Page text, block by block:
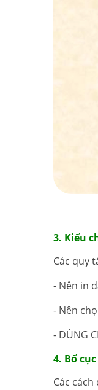
3. Kiểu
Các quy
- Nên in
- Nên
- DÙNG
4. Bố
Các